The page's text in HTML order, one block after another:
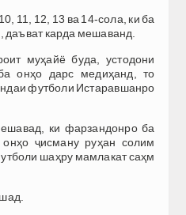
11, 12, 13 ва 14-сола, ки ба
даъват карда мешаванд.
муҳайё буда, устодони
онҳо дарс медиҳанд, то
футболи Истаравшанро
ки фарзандонро ба
ҷисману руҳан солим
шаҳру мамлакат саҳм